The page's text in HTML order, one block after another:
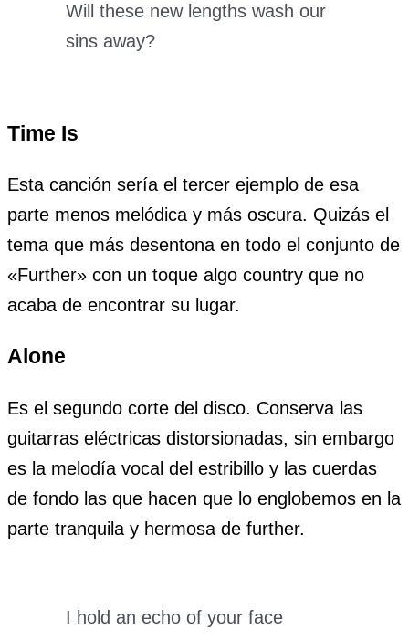
Will these new lengths wash our
sins away?
Time Is
Esta canción sería el tercer ejemplo de esa
parte menos melódica y más oscura. Quizás el
tema que más desentona en todo el conjunto de
«Further» con un toque algo country que no
acaba de encontrar su lugar.
Alone
Es el segundo corte del disco. Conserva las
guitarras eléctricas distorsionadas, sin embargo
es la melodía vocal del estribillo y las cuerdas
de fondo las que hacen que lo englobemos en la
parte tranquila y hermosa de further.
I hold an echo of your face